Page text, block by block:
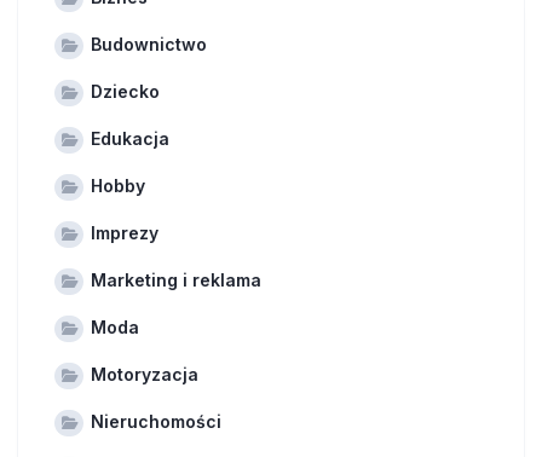
Budownictwo
Dziecko
Edukacja
Hobby
Imprezy
Marketing i reklama
Moda
Motoryzacja
Nieruchomości